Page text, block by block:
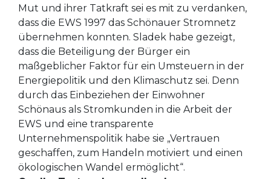
Mut und ihrer Tatkraft sei es mit zu verdanken,
dass die EWS 1997 das Schönauer Stromnetz
übernehmen konnten. Sladek habe gezeigt,
dass die Beteiligung der Bürger ein
maßgeblicher Faktor für ein Umsteuern in der
Energiepolitik und den Klimaschutz sei. Denn
durch das Einbeziehen der Einwohner
Schönaus als Stromkunden in die Arbeit der
EWS und eine transparente
Unternehmenspolitik habe sie „Vertrauen
geschaffen, zum Handeln motiviert und einen
ökologischen Wandel ermöglicht“.